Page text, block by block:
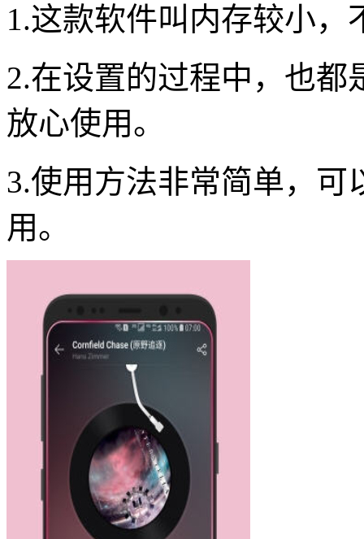
1.这款软件叫内存较小，
2.在设置的过程中，也
放心使用。
3.使用方法非常简单，可
用。